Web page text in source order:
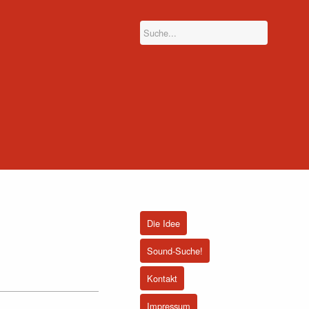
Die Idee
Sound-Suche!
Kontakt
Impressum